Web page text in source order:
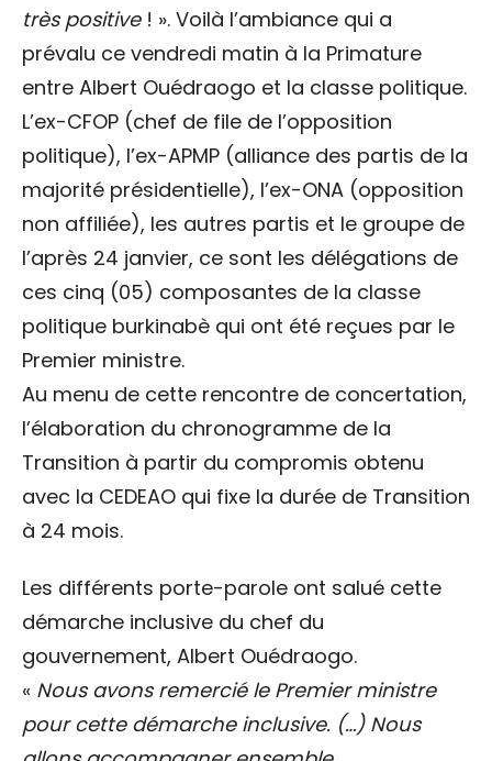
très positive! ». Voilà l’ambiance qui a
prévalu ce vendredi matin à la Primature
entre Albert Ouédraogo et la classe politique.
L’ex-CFOP (chef de file de l’opposition
politique), l’ex-APMP (alliance des partis de la
majorité présidentielle), l’ex-ONA (opposition
non affiliée), les autres partis et le groupe de
l’après 24 janvier, ce sont les délégations de
ces cinq (05) composantes de la classe
politique burkinabè qui ont été reçues par le
Premier ministre.
Au menu de cette rencontre de concertation,
l’élaboration du chronogramme de la
Transition à partir du compromis obtenu
avec la CEDEAO qui fixe la durée de Transition
à 24 mois.
Les différents porte-parole ont salué cette
démarche inclusive du chef du
gouvernement, Albert Ouédraogo.
« Nous avons remercié le Premier ministre
pour cette démarche inclusive. (…) Nous